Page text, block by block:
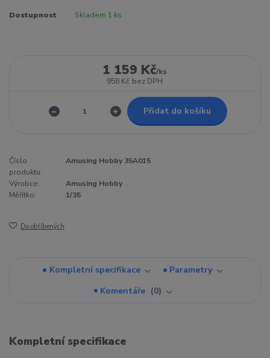
Dostupnost Skladem 1 ks
1 159 Kč/ks
958 Kč bez DPH
Přidat do košíku
Číslo
produktu:
Amusing Hobby 35A015
Výrobce:
Amusing Hobby
Měřítko:
1/35
Do oblíbených
Kompletní specifikace
Parametry
Komentáře
0
Kompletní specifikace